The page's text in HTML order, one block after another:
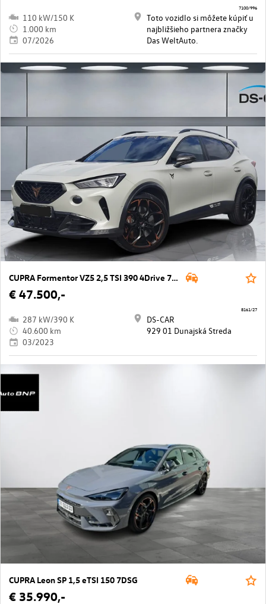
110 kW/150 K
1.000 km
07/2026
Toto vozidlo si môžete kúpiť u
najbližšieho partnera značky
Das WeltAuto.
7100/996
CUPRA Formentor VZ5 2,5 TSI 390 4Drive 7DSG
€ 47.500,-
287 kW/390 K
40.600 km
03/2023
DS-CAR
929 01 Dunajská Streda
8161/27
CUPRA Leon SP 1,5 eTSI 150 7DSG
€ 35.990,-